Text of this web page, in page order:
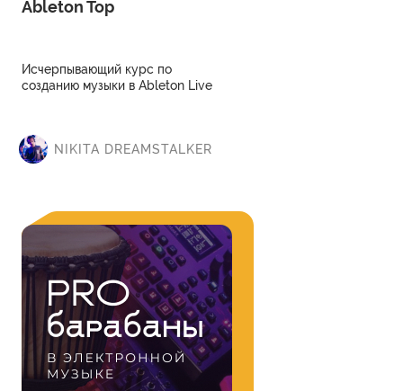
Ableton Top
Исчерпывающий курс по
созданию музыки в Ableton Live
NIKITA DREAMSTALKER